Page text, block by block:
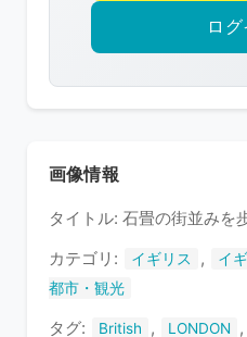
ログ
画像情報
タイトル: 石畳の街並みを
カテゴリ:
イギリス , イ
都市・観光
タグ: British , LONDON ,